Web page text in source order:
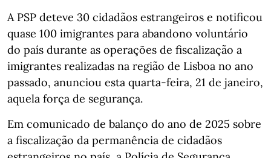
A PSP deteve 30 cidadãos estrangeiros e notificou
quase 100 imigrantes para abandono voluntário
do país durante as operações de fiscalização a
imigrantes realizadas na região de Lisboa no ano
passado, anunciou esta quarta-feira, 21 de janeiro,
aquela força de segurança.
Em comunicado de balanço do ano de 2025 sobre
a fiscalização da permanência de cidadãos